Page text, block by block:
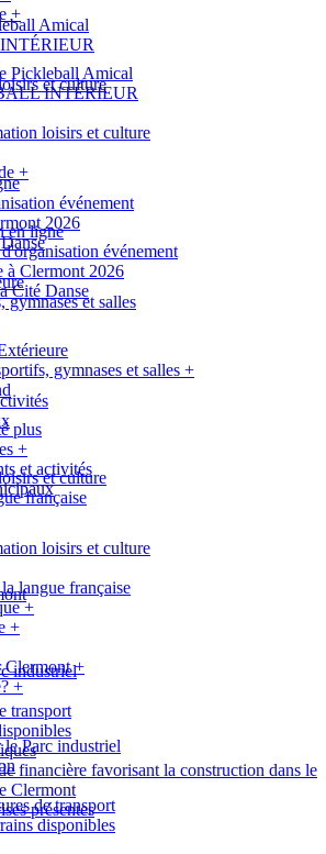
Amical
et culture
événement
2026
gymnases et salles
et culture
française
industriel
transport
financière favorisant la construction dans le
Clermont
présentes
+
Pickleball Amical
INTÉRIEUR
loisirs et culture
+
en ligne
événement
à Clermont 2026
Cité Danse
gymnases et salles +
plus
+
et activités
loisirs et culture
langue française
+
+
Clermont+
+
Parc industriel
de transport
disponibles